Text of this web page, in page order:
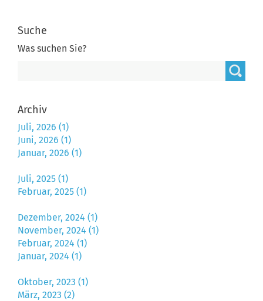
Suche
Was suchen Sie?
Archiv
Juli, 2026 (1)
Juni, 2026 (1)
Januar, 2026 (1)
Juli, 2025 (1)
Februar, 2025 (1)
Dezember, 2024 (1)
November, 2024 (1)
Februar, 2024 (1)
Januar, 2024 (1)
Oktober, 2023 (1)
März, 2023 (2)